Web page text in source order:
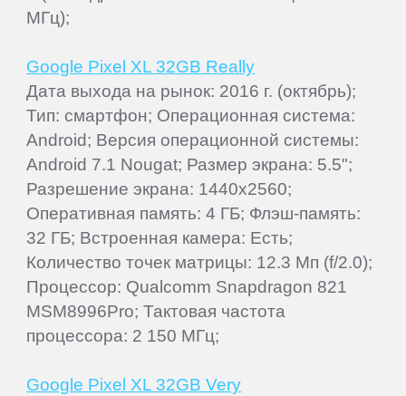
МГц);
Google Pixel XL 32GB Really
Дата выхода на рынок: 2016 г. (октябрь);
Тип: смартфон; Операционная система:
Android; Версия операционной системы:
Android 7.1 Nougat; Размер экрана: 5.5";
Разрешение экрана: 1440x2560;
Оперативная память: 4 ГБ; Флэш-память:
32 ГБ; Встроенная камера: Есть;
Количество точек матрицы: 12.3 Мп (f/2.0);
Процессор: Qualcomm Snapdragon 821
MSM8996Pro; Тактовая частота
процессора: 2 150 МГц;
Google Pixel XL 32GB Very